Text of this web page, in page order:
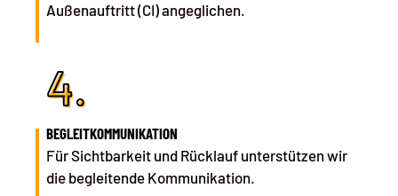
Außenauftritt (CI) angeglichen.
4.
BEGLEITKOMMUNIKATION
Für Sichtbarkeit und Rücklauf unterstützen wir
die begleitende Kommunikation.